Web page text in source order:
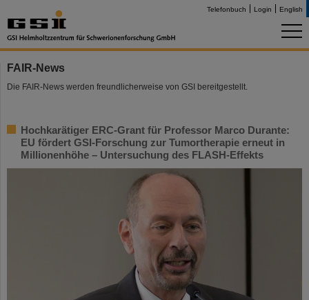
Telefonbuch Login English
FAIR-News
Die FAIR-News werden freundlicherweise von GSI bereitgestellt.
Hochkarätiger ERC-Grant für Professor Marco Durante:
EU fördert GSI-Forschung zur Tumortherapie erneut in
Millionenhöhe – Untersuchung des FLASH-Effekts